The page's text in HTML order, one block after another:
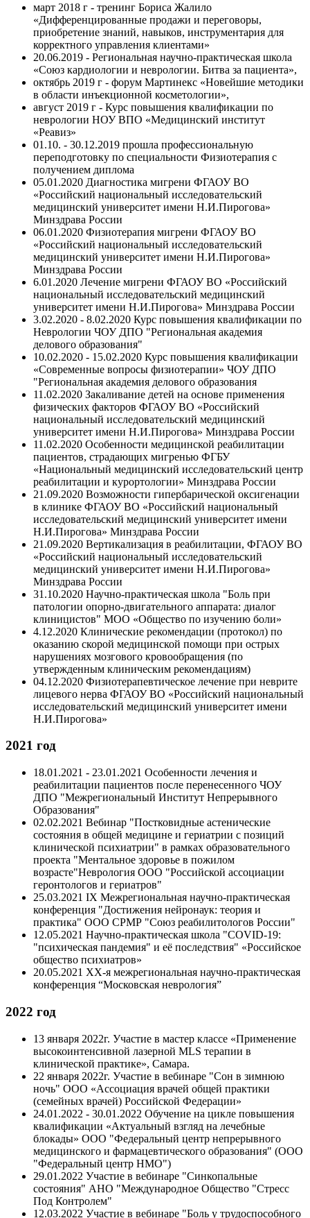
март 2018 г - тренинг Бориса Жалило
«Дифференцированные продажи и переговоры,
приобретение знаний, навыков, инструментария для
корректного управления клиентами»
20.06.2019 - Региональная научно-практическая школа
«Союз кардиологии и неврологии. Битва за пациента»,
октябрь 2019 г - форум Мартинекс «Новейшие методики
в области инъекционной косметологии»,
август 2019 г - Курс повышения квалификации по
неврологии НОУ ВПО «Медицинский институт
«Реавиз»
01.10. - 30.12.2019 прошла профессиональную
переподготовку по специальности Физиотерапия с
получением диплома
05.01.2020 Диагностика мигрени ФГАОУ ВО
«Российский национальный исследовательский
медицинский университет имени Н.И.Пирогова»
Минздрава России
06.01.2020 Физиотерапия мигрени ФГАОУ ВО
«Российский национальный исследовательский
медицинский университет имени Н.И.Пирогова»
Минздрава России
6.01.2020 Лечение мигрени ФГАОУ ВО «Российский
национальный исследовательский медицинский
университет имени Н.И.Пирогова» Минздрава России
3.02.2020 - 8.02.2020 Курс повышения квалификации по
Неврологии ЧОУ ДПО "Региональная академия
делового образования"
10.02.2020 - 15.02.2020 Курс повышения квалификации
«Современные вопросы физиотерапии» ЧОУ ДПО
"Региональная академия делового образования
11.02.2020 Закаливание детей на основе применения
физических факторов ФГАОУ ВО «Российский
национальный исследовательский медицинский
университет имени Н.И.Пирогова» Минздрава России
11.02.2020 Особенности медицинской реабилитации
пациентов, страдающих мигренью ФГБУ
«Национальный медицинский исследовательский центр
реабилитации и курортологии» Минздрава России
21.09.2020 Возможности гипербарической оксигенации
в клинике ФГАОУ ВО «Российский национальный
исследовательский медицинский университет имени
Н.И.Пирогова» Минздрава России
21.09.2020 Вертикализация в реабилитации, ФГАОУ ВО
«Российский национальный исследовательский
медицинский университет имени Н.И.Пирогова»
Минздрава России
31.10.2020 Научно-практическая школа "Боль при
патологии опорно-двигательного аппарата: диалог
клиницистов" МОО «Общество по изучению боли»
4.12.2020 Клинические рекомендации (протокол) по
оказанию скорой медицинской помощи при острых
нарушениях мозгового кровообращения (по
утвержденным клиническим рекомендациям)
04.12.2020 Физиотерапевтическое лечение при неврите
лицевого нерва ФГАОУ ВО «Российский национальный
исследовательский медицинский университет имени
Н.И.Пирогова»
2021 год
18.01.2021 - 23.01.2021 Особенности лечения и
реабилитации пациентов после перенесенного ЧОУ
ДПО "Межрегиональный Институт Непрерывного
Образования"
02.02.2021 Вебинар "Постковидные астенические
состояния в общей медицине и гериатрии с позиций
клинической психиатрии" в рамках образовательного
проекта "Ментальное здоровье в пожилом
возрасте"Неврология ООО "Российской ассоциации
геронтологов и гериатров"
25.03.2021 IX Межрегиональная научно-практическая
конференция "Достижения нейронаук: теория и
практика" ООО СРМР "Союз реабилитологов России"
12.05.2021 Научно-практическая школа "COVID-19:
"психическая пандемия" и её последствия" «Российское
общество психиатров»
20.05.2021 XX-я межрегиональная научно-практическая
конференция “Московская неврология”
2022 год
13 января 2022г. Участие в мастер классе «Применение
высокоинтенсивной лазерной MLS терапии в
клинической практике», Самара.
22 января 2022г. Участие в вебинаре "Сон в зимнюю
ночь" ООО «Ассоциация врачей общей практики
(семейных врачей) Российской Федерации»
24.01.2022 - 30.01.2022 Обучение на цикле повышения
квалификации «Актуальный взгляд на лечебные
блокады» ООО "Федеральный центр непрерывного
медицинского и фармацевтического образования" (ООО
"Федеральный центр НМО")
29.01.2022 Участие в вебинаре "Синкопальные
состояния" АНО "Международное Общество "Стресс
Под Контролем"
12.03.2022 Участие в вебинаре "Боль у трудоспособного